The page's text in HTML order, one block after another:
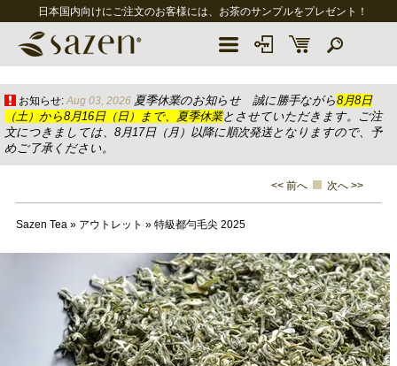
日本国内向けにご注文のお客様には、お茶のサンプルをプレゼント！
お知らせ: Aug 03, 2026 夏季休業のお知らせ 誠に勝手ながら8月8日
（土）から8月16日（日）まで、夏季休業とさせていただきます。ご注
文につきましては、8月17日（月）以降に順次発送となりますので、予
めご了承ください。
<< 前へ 次へ >>
Sazen Tea» アウトレット » 特級都勻毛尖 2025